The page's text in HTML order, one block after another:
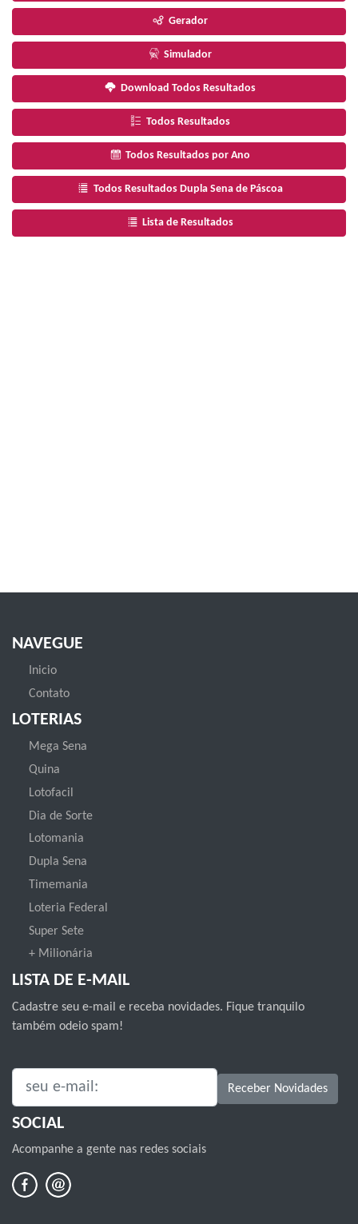
Gerador
Simulador
Download Todos Resultados
Todos Resultados
Todos Resultados por Ano
Todos Resultados Dupla Sena de Páscoa
Lista de Resultados
NAVEGUE
Inicio
Contato
LOTERIAS
Mega Sena
Quina
Lotofacil
Dia de Sorte
Lotomania
Dupla Sena
Timemania
Loteria Federal
Super Sete
+ Milionária
LISTA DE E-MAIL
Cadastre seu e-mail e receba novidades. Fique tranquilo
também odeio spam!
SEU E-MAIL: Receber Novidades
SOCIAL
Acompanhe a gente nas redes sociais